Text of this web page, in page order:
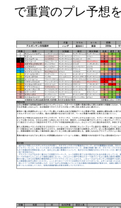
で重賞のプレ予想